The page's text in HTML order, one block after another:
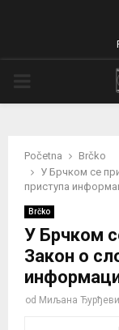
Početna
Brčko
У Брчком се
приступа
Brčko
У Брчком
Закон о
od Миљана